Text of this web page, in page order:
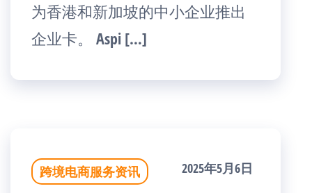
为香港和新加坡的中小企业推出
企业卡。 Aspi […]
跨境电商服务资讯 2025年5月6日